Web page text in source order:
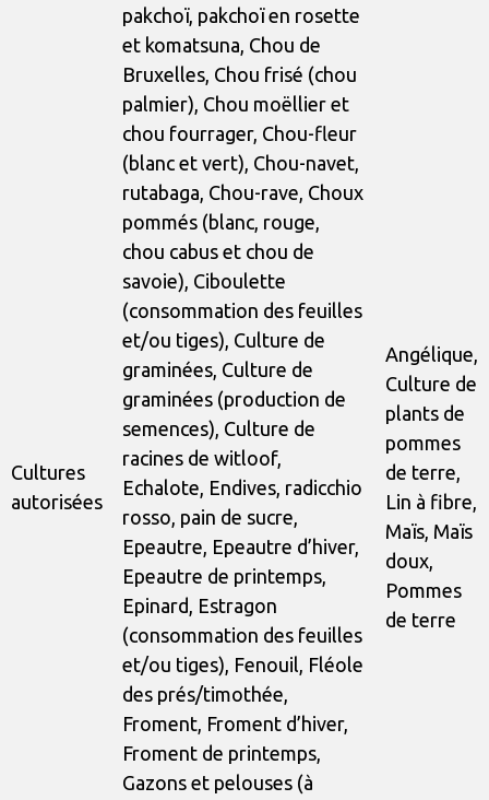
Cultures
autorisées
pakchoï, pakchoï en rosette
et komatsuna, Chou de
Bruxelles, Chou frisé (chou
palmier), Chou moëllier et
chou fourrager, Chou-fleur
(blanc et vert), Chou-navet,
rutabaga, Chou-rave, Choux
pommés (blanc, rouge,
chou cabus et chou de
savoie), Ciboulette
(consommation des feuilles
et/ou tiges), Culture de
graminées, Culture de
graminées (production de
semences), Culture de
racines de witloof,
Echalote, Endives, radicchio
rosso, pain de sucre,
Epeautre, Epeautre d’hiver,
Epeautre de printemps,
Epinard, Estragon
(consommation des feuilles
et/ou tiges), Fenouil, Fléole
des prés/timothée,
Froment, Froment d’hiver,
Froment de printemps,
Gazons et pelouses (à
Angélique,
Culture de
plants de
pommes
de terre,
Lin à fibre,
Maïs, Maïs
doux,
Pommes
de terre